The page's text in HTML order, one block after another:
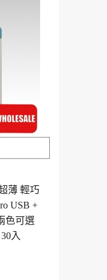
薄 輕巧
USB +
色可選
入